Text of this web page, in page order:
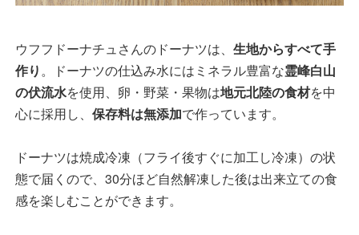
ウフフドーナチュさんのドーナツは、 生地からすべて手
作り。ドーナツの仕込み水にはミネラル豊富な霊峰白山
の伏流水を使用、卵・野菜・果物は地元北陸の食材を中
心に採用し、 保存料は無添加で作っています。
ドーナツは焼成冷凍（フライ後すぐに加工し冷凍）の状
態で届くので、30分ほど自然解凍した後は出来立ての食
感を楽しむことができます。